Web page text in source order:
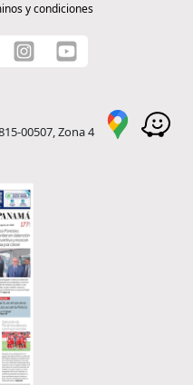
y condiciones
00507, Zona 4